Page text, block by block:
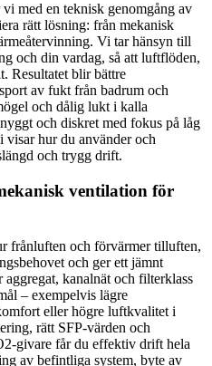
med en teknisk genomgång av
rätt lösning: från mekanisk
Vi tar hänsyn till
och din vardag, så att luftflöden,
Resultatet blir bättre
av fukt från badrum och
och dålig lukt i kalla
och diskret med fokus på låg
hur du använder och
och trygg drift.
ventilation för
frånluften och förvärmer tilluften,
och ger ett jämnt
kanalnät och filterklass
– exempelvis lägre
eller högre luftkvalitet i
rätt SFP-värden och
givare får du effektiv drift hela
av befintliga system, byte av